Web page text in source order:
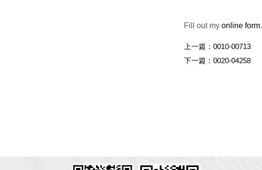
Fill out my online form.
上一篇： 0010-00713
下一篇： 0020-04258